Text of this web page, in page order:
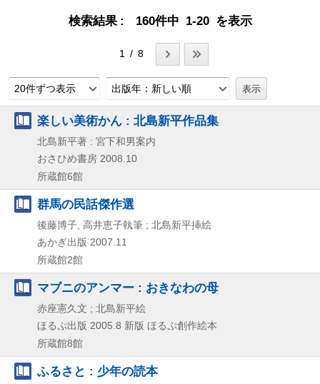
検索結果 160件中 1-20 を表示
1 / 8
20件ずつ表示 出版年：新しい順
楽しい美術かん : 北島新平作品集
北島新平著 : 宮下和男案内
おさひめ書房 2008.10
所蔵館6館
群馬の民話傑作選
後藤博子, 高井恵子執筆 ; 北島新平挿絵
あかぎ出版 2007.11
所蔵館2館
マブニのアンマー : おきなわの母
赤座憲久文 ; 北島新平絵
ほるぷ出版 2005.8 新版 ほるぷ創作絵本
所蔵館8館
ふるさと : 少年の読本